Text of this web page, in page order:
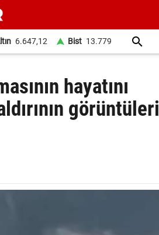
6.647,12 Bist 13.779
hayatını
görüntüleri